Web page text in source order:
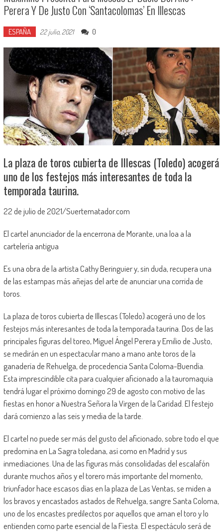
Perera Y De Justo Con ‘santacolomas’ En Illescas
ESPAÑA 22 julio, 2021 0
La plaza de toros cubierta de Illescas (Toledo) acogerá
uno de los festejos más interesantes de toda la
temporada taurina.
22 de julio de 2021/Suertematador.com
El cartel anunciador de la encerrona de Morante, una loa a la
cartelería antigua
Es una obra de la artista Cathy Beringuier y, sin duda, recupera una
de las estampas más añejas del arte de anunciar una corrida de
toros.
La plaza de toros cubierta de Illescas (Toledo) acogerá uno de los
festejos más interesantes de toda la temporada taurina. Dos de las
principales figuras del toreo, Miguel Ángel Perera y Emilio de Justo,
se medirán en un espectacular mano a mano ante toros de la
ganadería de Rehuelga, de procedencia Santa Coloma-Buendía.
Esta imprescindible cita para cualquier aficionado a la tauromaquia
tendrá lugar el próximo domingo 29 de agosto con motivo de las
fiestas en honor a Nuestra Señora la Virgen de la Caridad. El festejo
dará comienzo a las seis y media de la tarde.
El cartel no puede ser más del gusto del aficionado, sobre todo el que
predomina en La Sagra toledana, así como en Madrid y sus
inmediaciones. Una de las figuras más consolidadas del escalafón
durante muchos años y el torero más importante del momento,
triunfador hace escasos días en la plaza de Las Ventas, se miden a
los bravos y encastados astados de Rehuelga, sangre Santa Coloma,
uno de los encastes predilectos por aquellos que aman el toro y lo
entienden como parte esencial de la Fiesta. El espectáculo será de